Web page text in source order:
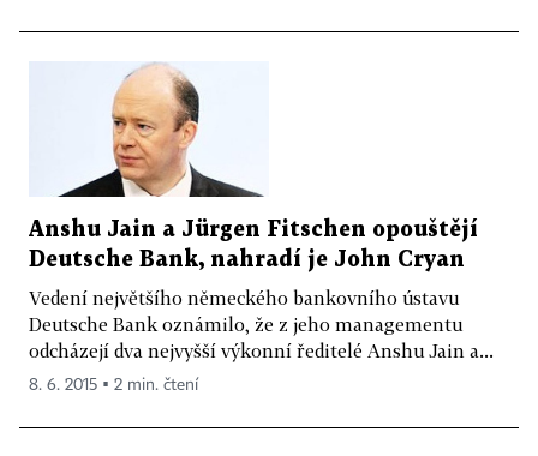
Anshu Jain a Jürgen Fitschen opouštějí
Deutsche Bank, nahradí je John Cryan
Vedení největšího německého bankovního ústavu
Deutsche Bank oznámilo, že z jeho managementu
odcházejí dva nejvyšší výkonní ředitelé Anshu Jain a...
8. 6. 2015 ▪ 2 min. čtení